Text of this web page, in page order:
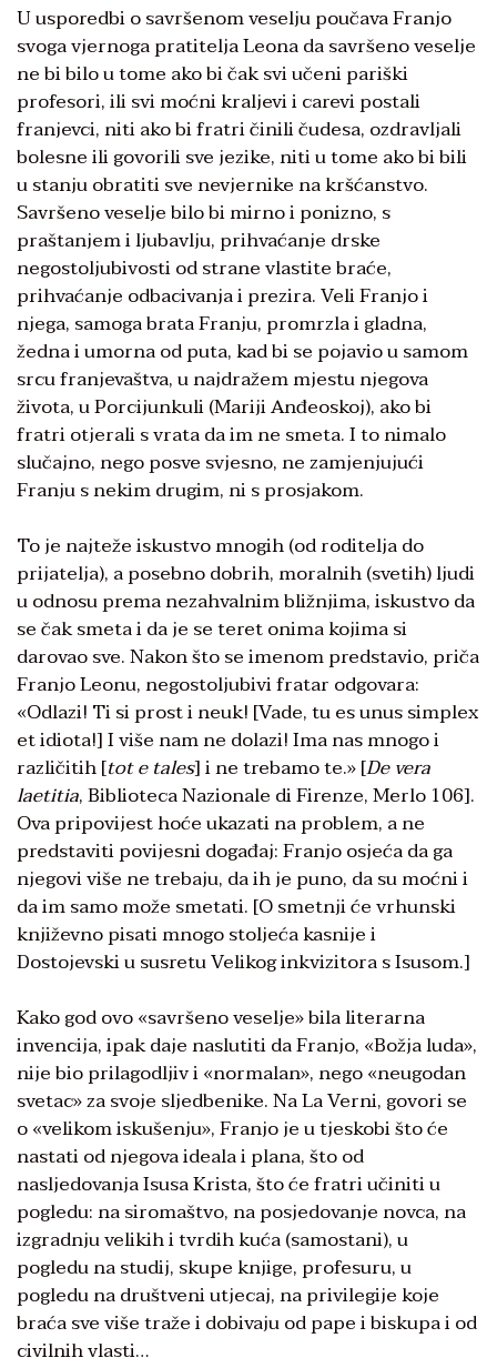
U usporedbi o savršenom veselju poučava Franjo
svoga vjernoga pratitelja Leona da savršeno veselje
ne bi bilo u tome ako bi čak svi učeni pariški
profesori, ili svi moćni kraljevi i carevi postali
franjevci, niti ako bi fratri činili čudesa, ozdravljali
bolesne ili govorili sve jezike, niti u tome ako bi bili
u stanju obratiti sve nevjernike na kršćanstvo.
Savršeno veselje bilo bi mirno i ponizno, s
praštanjem i ljubavlju, prihvaćanje drske
negostoljubivosti od strane vlastite braće,
prihvaćanje odbacivanja i prezira. Veli Franjo i
njega, samoga brata Franju, promrzla i gladna,
žedna i umorna od puta, kad bi se pojavio u samom
srcu franjevaštva, u najdražem mjestu njegova
života, u Porcijunkuli (Mariji Anđeoskoj), ako bi
fratri otjerali s vrata da im ne smeta. I to nimalo
slučajno, nego posve svjesno, ne zamjenjujući
Franju s nekim drugim, ni s prosjakom.
To je najteže iskustvo mnogih (od roditelja do
prijatelja), a posebno dobrih, moralnih (svetih) ljudi
u odnosu prema nezahvalnim bližnjima, iskustvo da
se čak smeta i da je se teret onima kojima si
darovao sve. Nakon što se imenom predstavio, priča
Franjo Leonu, negostoljubivi fratar odgovara:
«Odlazi! Ti si prost i neuk! [Vade, tu es unus simplex
et idiota!] I više nam ne dolazi! Ima nas mnogo i
različitih [tot e tales] i ne trebamo te.» [De vera
laetitia, Biblioteca Nazionale di Firenze, Merlo 106].
Ova pripovijest hoće ukazati na problem, a ne
predstaviti povijesni događaj: Franjo osjeća da ga
njegovi više ne trebaju, da ih je puno, da su moćni i
da im samo može smetati. [O smetnji će vrhunski
književno pisati mnogo stoljeća kasnije i
Dostojevski u susretu Velikog inkvizitora s Isusom.]
Kako god ovo «savršeno veselje» bila literarna
invencija, ipak daje naslutiti da Franjo, «Božja luda»,
nije bio prilagodljiv i «normalan», nego «neugodan
svetac» za svoje sljedbenike. Na La Verni, govori se
o «velikom iskušenju», Franjo je u tjeskobi što će
nastati od njegova ideala i plana, što od
nasljedovanja Isusa Krista, što će fratri učiniti u
pogledu: na siromaštvo, na posjedovanje novca, na
izgradnju velikih i tvrdih kuća (samostani), u
pogledu na studij, skupe knjige, profesuru, u
pogledu na društveni utjecaj, na privilegije koje
braća sve više traže i dobivaju od pape i biskupa i od
civilnih vlasti…